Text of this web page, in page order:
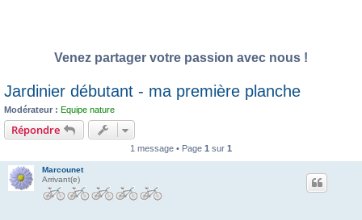
Venez partager votre passion avec nous !
Jardinier débutant - ma première planche
Modérateur : Equipe nature
Répondre
1 message • Page 1 sur 1
Marcounet
Arrivant(e)